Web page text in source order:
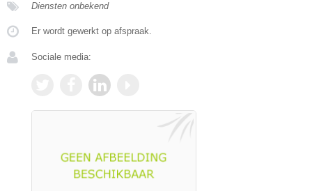
Diensten onbekend
Er wordt gewerkt op afspraak.
Sociale media: